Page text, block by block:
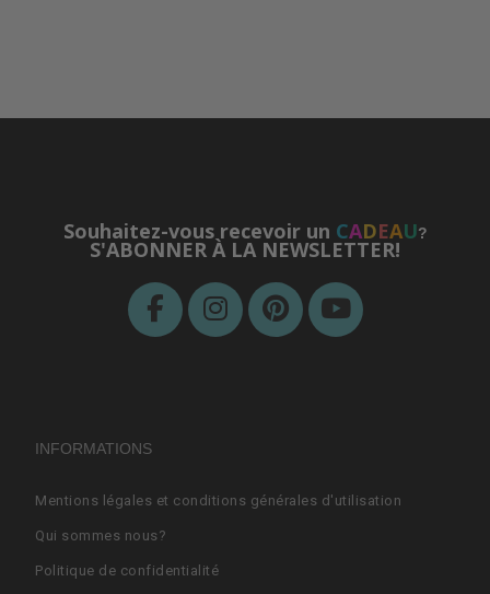
Souhaitez-vous recevoir un CADEAU?
S'ABONNER À LA NEWSLETTER!
INFORMATIONS
Mentions légales et conditions générales d'utilisation
Qui sommes nous?
Politique de confidentialité